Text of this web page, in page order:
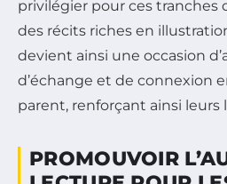
privilégier pour ces tranches
des récits riches en
devient ainsi une occasion
d’échange et de connexion
parent, renforçant ainsi leurs
PROMOUVOIR